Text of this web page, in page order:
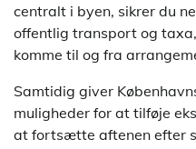
centralt i byen, sikrer du
offentlig transport og
komme til og fra
Samtidig giver
muligheder for at tilføje
at fortsætte aftenen efter